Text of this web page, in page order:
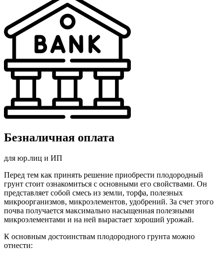
Безналичная оплата
для юр.лиц и ИП
Перед тем как принять решение приобрести плодородный
грунт стоит ознакомиться с основными его свойствами. Он
представляет собой смесь из земли, торфа, полезных
микроорганизмов, микроэлементов, удобрений. За счет этого
почва получается максимально насыщенная полезными
микроэлементами и на ней вырастает хороший урожай.
К основным достоинствам плодородного грунта можно
отнести: